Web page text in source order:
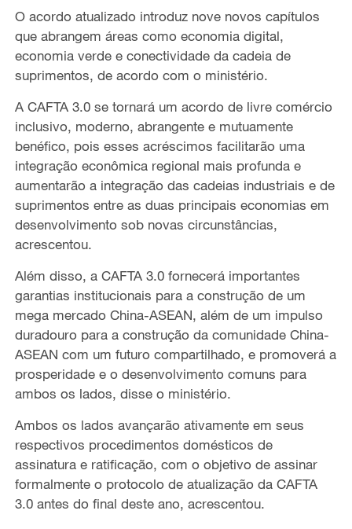
O acordo atualizado introduz nove novos capítulos
que abrangem áreas como economia digital,
economia verde e conectividade da cadeia de
suprimentos, de acordo com o ministério.
A CAFTA 3.0 se tornará um acordo de livre comércio
inclusivo, moderno, abrangente e mutuamente
benéfico, pois esses acréscimos facilitarão uma
integração econômica regional mais profunda e
aumentarão a integração das cadeias industriais e de
suprimentos entre as duas principais economias em
desenvolvimento sob novas circunstâncias,
acrescentou.
Além disso, a CAFTA 3.0 fornecerá importantes
garantias institucionais para a construção de um
mega mercado China-ASEAN, além de um impulso
duradouro para a construção da comunidade China-
ASEAN com um futuro compartilhado, e promoverá a
prosperidade e o desenvolvimento comuns para
ambos os lados, disse o ministério.
Ambos os lados avançarão ativamente em seus
respectivos procedimentos domésticos de
assinatura e ratificação, com o objetivo de assinar
formalmente o protocolo de atualização da CAFTA
3.0 antes do final deste ano, acrescentou.